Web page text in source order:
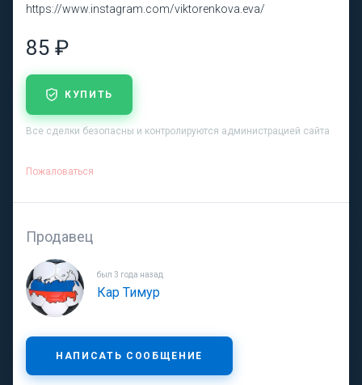
https://www.instagram.com/viktorenkova.eva/
85 ₽
КУПИТЬ
Все сделки безопасны и контролируются администрацией сайта
Пожаловаться
Продавец
был 3 года назад
Кар Тимур
НАПИСАТЬ СООБЩЕНИЕ